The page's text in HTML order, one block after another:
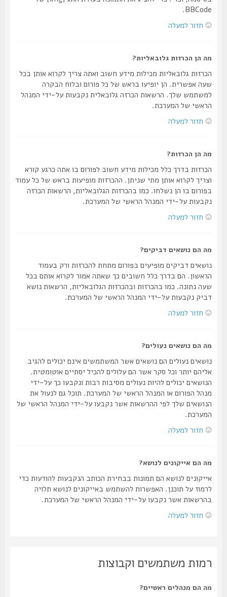
BBCode.
חזור למעלה
מה הן הכרזות גלובאליות?
הכרזות גלובאליות מכילות מידע חשוב ואתה צריך לקרוא אותן בכל
שעה אפשרית. הן יופיעו בראש של כל פורום ובלוח הבקרה
למשתמש שלך. הרשאות הכרזה גלובאלית נקבעות על-ידי המנהל
הראשי של המערכת.
חזור למעלה
מה הן הכרזות?
הכרזות בדרך כלל מכילות מידע חשוב לפורום בו אתה כרגע קורא
וצריך לקרוא אותן מתי שניתן. ההכרזות מופיעות בראש של כל עמוד
בפורום בו הן נשלחו. כמו בהכרזות הגלובאליות, הרשאות הכרזה
נקבעות על-ידי המנהל הראשי של המערכת.
חזור למעלה
מה הם נושאים דביקים?
נושאים דביקים מופיעים בפורום מתחת להכרזות ורק בעמוד
הראשון. הם בדרך כלל חשובים כך שאתה אמור לקרוא אותם בכל
שעה נתונה. כמו בהכרזות ובהכרזות הגלובאליות, הרשאות נושא
דביק נקבעות על-ידי המנהל הראשי של המערכת.
חזור למעלה
מה הם נושאים נעולים?
נושאים נעולים הם נושאים אשר המשתמשים אינם יכולים להגיב
אליהם יותר וכל סקר אשר הם עלולים להכיל יסתיים אוטומטית.
הנושאים יכולים להיות נעולים מסיבות רבות ונקבעו כך על-ידי
מנהל הפורום או המנהל הראשי של המערכת. תוכל גם לנעול את
הנושאים שלך לפי ההרשאות אשר נקבעו על-ידי המנהל הראשי של
המערכת.
חזור למעלה
מה הם אייקונים לנושא?
אייקונים לנושא הם תמונות בבחירת הכותב הנקבעות להודעות כדי
לרמוז על תוכנן. האפשרות להשתמש באייקונים לנושא תלויה
בהרשאות אשר נקבעו על-ידי המנהל הראשי של המערכת.
חזור למעלה
רמות משתמשים וקבוצות
מה הם מנהלים ראשיים?